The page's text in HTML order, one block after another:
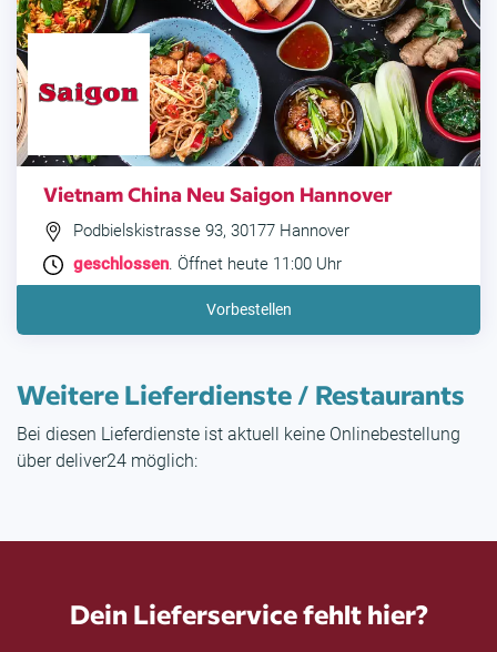
Vietnam China Neu Saigon Hannover
Podbielskistrasse 93, 30177 Hannover
geschlossen. Öffnet heute 11:00 Uhr
Vorbestellen
Weitere Lieferdienste / Restaurants
Bei diesen Lieferdienste ist aktuell keine Onlinebestellung
über deliver24 möglich:
Dein Lieferservice fehlt hier?